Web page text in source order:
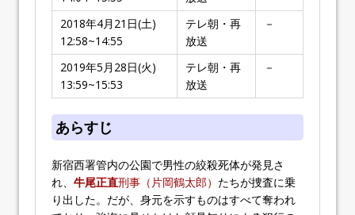
2018年4月21日(土)
12:58~14:55
テレ朝・再
放送
－
2019年5月28日(火)
13:59~15:53
テレ朝・再
放送
－
あらすじ
新宿西署管内の公園で男性の絞殺死体が発見さ
れ、 牛尾正直刑事（片岡鶴太郎） たちが捜査に乗
り出した。だが、身元を示すものはすべて奪われ